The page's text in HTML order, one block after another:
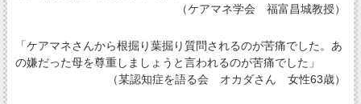
（ケアマネ学会 福富昌城教授）
「ケアマネさんから根掘り葉掘り質問されるのが苦痛でした。あ
の嫌だった母を尊重しましょうと言われるのが苦痛でした」
（某認知症を語る会 オカダさん 女性63歳）